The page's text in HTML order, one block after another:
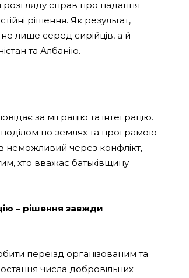
розгляду справ про надання
рішення. Як результат,
лише серед сирійців, а й
та Албанію.
за міграцію та інтеграцію.
по землях та програмою
неможливий через конфлікт,
хто вважає батьківщину
– рішення завжди
переїзд організованим та
числа добровільних